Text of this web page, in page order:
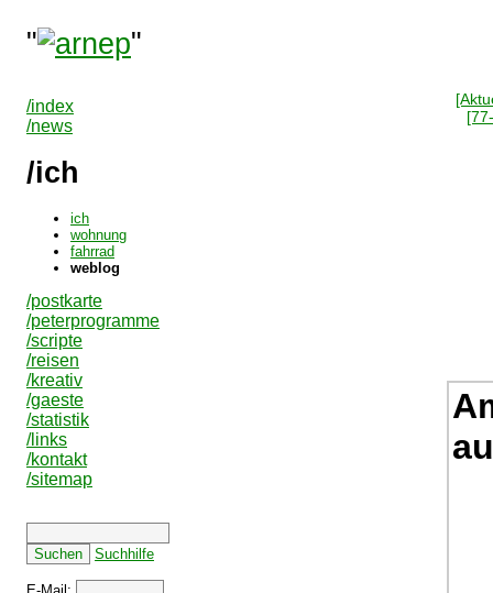
" "
/index
/news
/ich
ich
wohnung
fahrrad
weblog
/postkarte
/peterprogramme
/scripte
/reisen
/kreativ
/gaeste
/statistik
/links
/kontakt
/sitemap
Suchhilfe
E-Mail: